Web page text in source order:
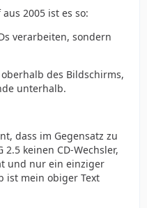
2005 ist es so:
verarbeiten, sondern
des Bildschirms,
unterhalb.
dass im Gegensatz zu
2.5 keinen CD-Wechsler,
und nur ein einziger
ist mein obiger Text